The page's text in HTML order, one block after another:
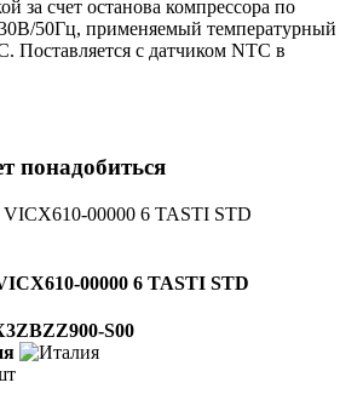
за счет останова компрессора по
50Гц, применяемый температурный
Поставляется с датчиком NTC в
понадобиться
00000 6 TASTI STD
S00